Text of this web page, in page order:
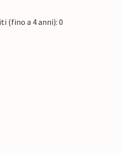
(fino a 4 anni): 0